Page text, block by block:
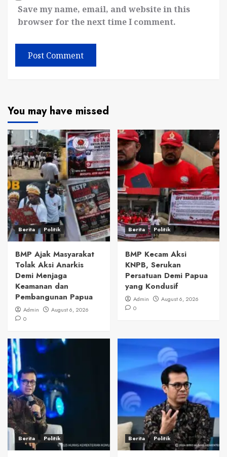
Save my name, email, and website in this
browser for the next time I comment.
You may have missed
Berita Politik
BMP Ajak Masyarakat
Tolak Aksi Anarkis
Demi Menjaga
Keamanan dan
Pembangunan Papua
Admin
August 6, 2026
0
Berita Politik
BMP Kecam Aksi
KNPB, Serukan
Persatuan Demi Papua
yang Kondusif
Admin
August 6, 2026
0
Berita Politik Berita Politik